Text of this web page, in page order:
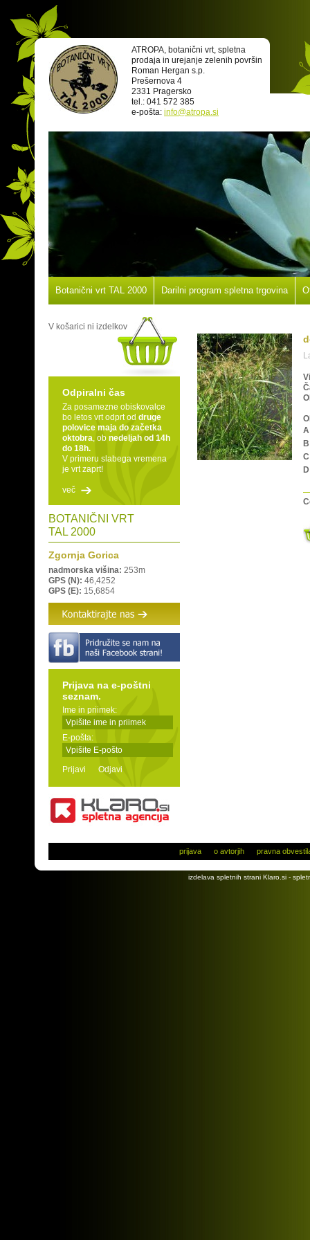
Botanični vrt TAL 2000 Darilni program spletna trgovina
ATROPA, botanični vrt, spletna
prodaja in urejanje zelenih površin
Roman Hergan s.p.
Prešernova 4
2331 Pragersko
tel.: 041 572 385
e-pošta: info@atropa.si
V košarici ni izdelkov
Odpiralni čas
Za posamezne obiskovalce
bo letos vrt odprt od druge
polovice maja do začetka
oktobra, ob nedeljah od 14h
do 18h.
V primeru slabega vremena
je vrt zaprt!
več
BOTANIČNI VRT
TAL 2000
Zgornja Gorica
nadmorska višina: 253m
GPS (N): 46,4252
GPS (E): 15,6854
Prijava na e-poštni
seznam.
Ime in priimek:
E-pošta:
Prijavi Odjavi
prijava o avtorjih pravna
izdelava spletnih strani Klaro.si -